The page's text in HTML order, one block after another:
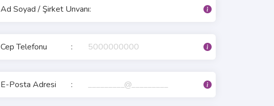
Ad Soyad / Şirket Unvanı:
Cep Telefonu :
E-Posta Adresi :